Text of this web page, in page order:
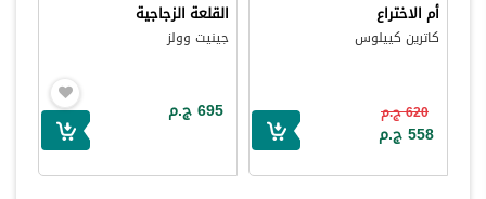
أم الاختراع
كاترين كييلوس
620 ج.م
558 ج.م
القلعة الزجاجية
جينيت وولز
695 ج.م